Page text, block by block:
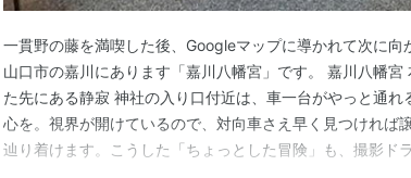
一貫野の藤を満喫した後、Googleマップに導かれて次に向
山口市の嘉川にあります「嘉川八幡宮」です。 嘉川八幡宮
た先にある静寂 神社の入り口付近は、車一台がやっと通れ
心を。視界が開けているので、対向車さえ早く見つければ
辿り着けます。こうした「ちょっとした冒険」も、撮影ド